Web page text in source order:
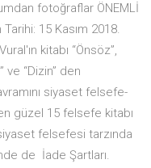
fotoğraflar ÖNEMLİ
15 Kasım 2018.
kitabı “Önsöz”,
ve “Dizin” den
siyaset felsefe-
güzel 15 felsefe kitabı
felsefesi tarzında
de İade Şartları.